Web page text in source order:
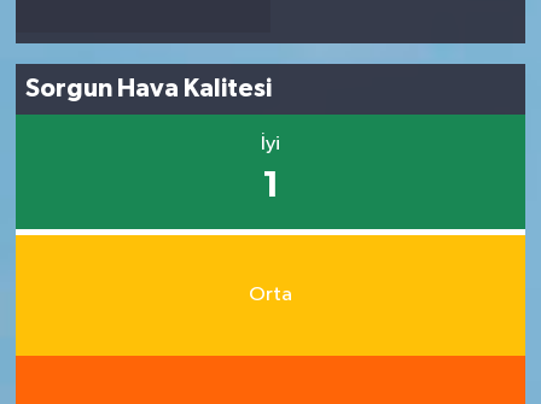
Sorgun Hava Kalitesi
İyi
1
Orta